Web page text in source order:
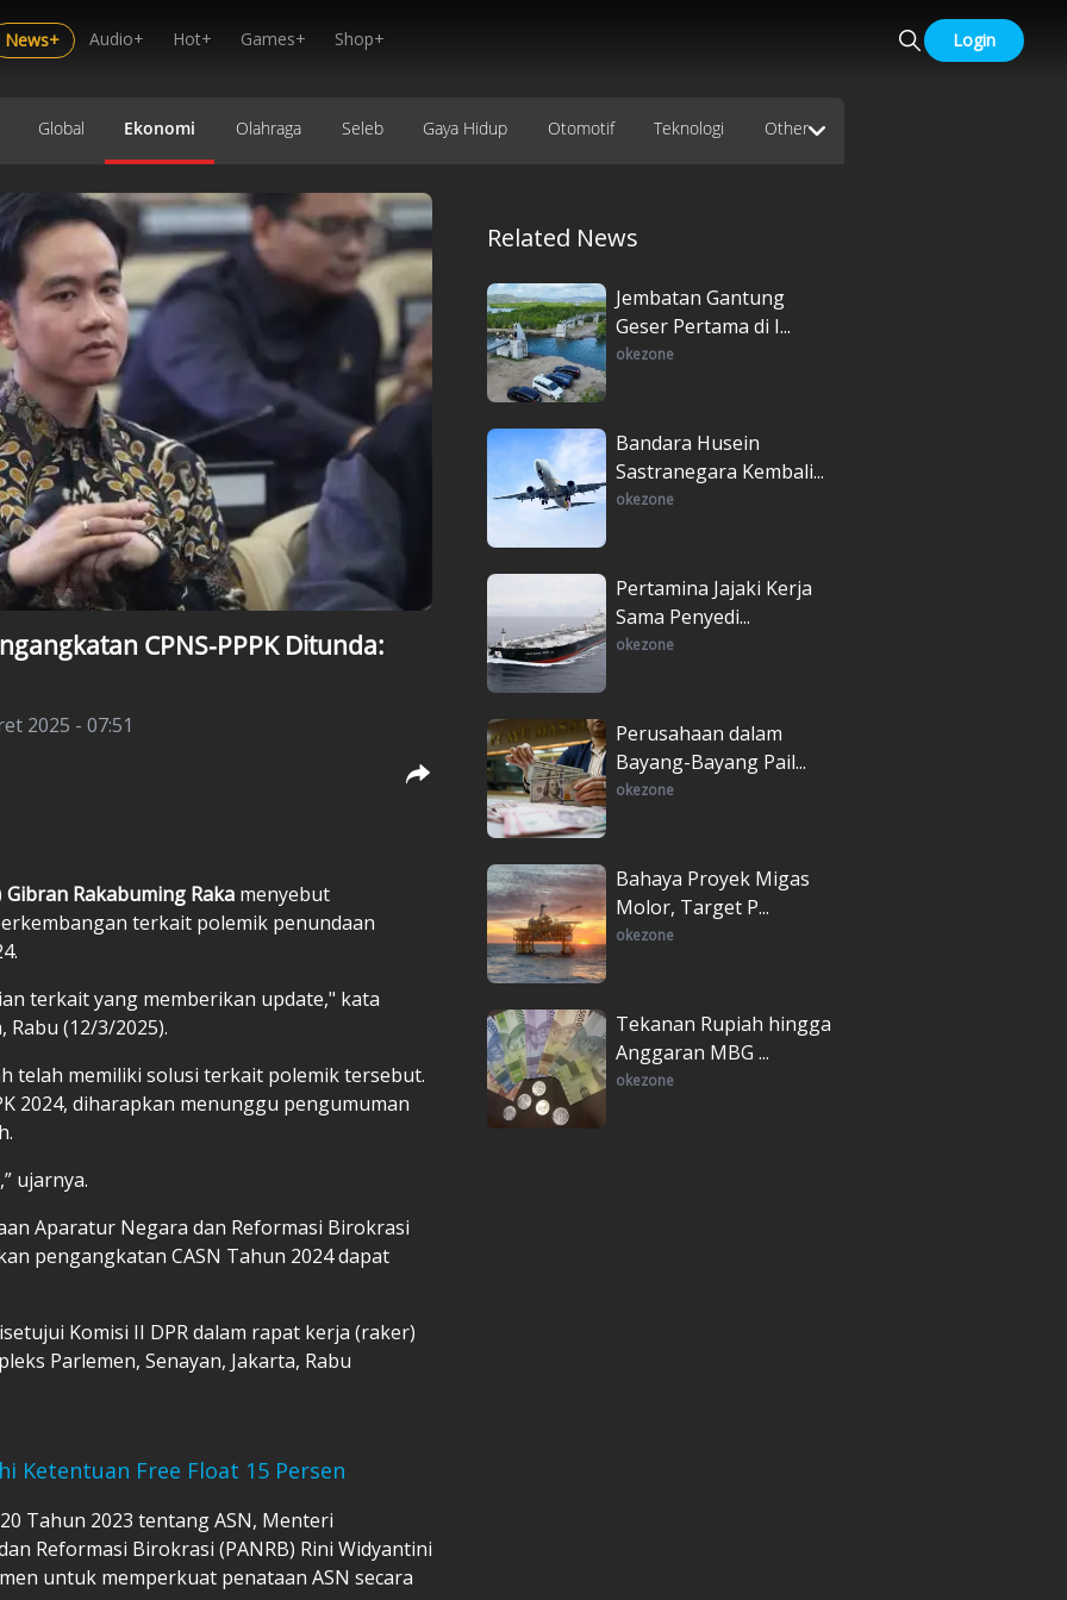
News+ Audio+ Hot+ Games+ Shop+ Login
Global Ekonomi Olahraga Seleb Gaya Hidup Otomotif Teknologi Other
CPNS-PPPK Ditunda:
2025 - 07:51
Gibran Rakabuming Raka menyebut
terkait polemik penundaan
terkait yang memberikan update," kata
Rabu (12/3/2025).
telah memiliki solusi terkait polemik tersebut.
2024, diharapkan menunggu pengumuman
ujarnya.
Aparatur Negara dan Reformasi Birokrasi
pengangkatan CASN Tahun 2024 dapat
Komisi II DPR dalam rapat kerja (raker)
Parlemen, Senayan, Jakarta, Rabu
Ketentuan Free Float 15 Persen
Tahun 2023 tentang ASN, Menteri
Reformasi Birokrasi (PANRB) Rini Widyantini
untuk memperkuat penataan ASN secara
Related News
Jembatan Gantung
Geser Pertama di I...
okezone
Bandara Husein
Sastranegara Kembali...
okezone
Pertamina Jajaki Kerja
Sama Penyedi...
okezone
Perusahaan dalam
Bayang-Bayang Pail...
okezone
Bahaya Proyek Migas
Molor, Target P...
okezone
Tekanan Rupiah hingga
Anggaran MBG ...
okezone